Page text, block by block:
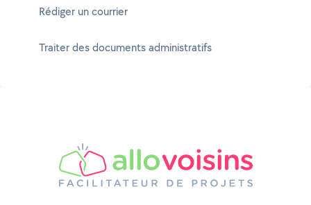
Rédiger un courrier
Traiter des documents administratifs